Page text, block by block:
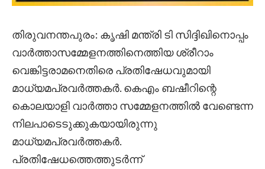
തിരുവനന്തപുരം: കൃഷി മന്ത്രി ടി സിദ്ദിഖിനൊപ്പം
വാര്‍ത്താസമ്മേളനത്തിനെത്തിയ ശ്രീറാം
വെങ്കിട്ടരാമനെതിരെ പ്രതിഷേധവുമായി
മാധ്യമപ്രവര്‍ത്തകര്‍. കെഎം ബഷീറിന്റെ
കൊലയാളി വാര്‍ത്താ സമ്മേളനത്തില്‍ വേണ്ടെന്ന
നിലപാടെടുക്കുകയായിരുന്നു
മാധ്യമപ്രവര്‍ത്തകര്‍.
പ്രതിഷേധത്തെത്തുടര്‍ന്ന്